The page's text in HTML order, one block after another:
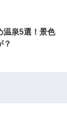
温泉5選！景色
？